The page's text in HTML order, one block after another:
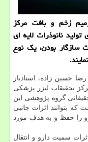
زخم و بافت مركز
نانوذرات لایه ای
سازگار بودن، یك نوع
حسین زاده، استادیار
تحقیقات لیزر پزشكی
گروه پژوهشی این
بتوانند اثرات جانبی
را حفظ و به هدف مورد
سمیت دارو و انتقال